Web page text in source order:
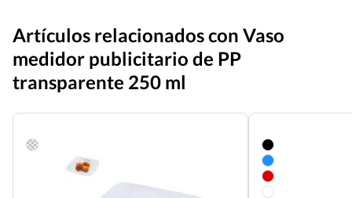
Artículos relacionados con Vaso
medidor publicitario de PP
transparente 250 ml